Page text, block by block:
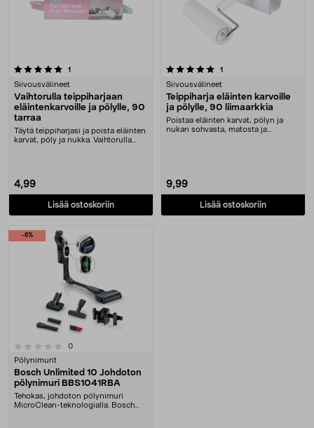
1
Siivousvälineet
Vaihtorulla teippiharjaan
eläintenkarvoille ja pölylle, 90
tarraa
Täytä teippiharjasi ja poista eläinten
karvat, pöly ja nukka. Vaihtorulla
4,99
Lisää ostoskoriin
5.0 viidestä tähdestä 1
Siivousvälineet
Teippiharja eläinten karvoille
ja pölylle, 90 liimaarkkia
Poistaa eläinten karvat, pölyn ja
nukan sohvasta, matosta ja
9,99
Lisää ostoskoriin
-6%
0arvostelut
Pölynimurit
Bosch Unlimited 10 Johdoton
pölynimuri BBS1041RBA
Tehokas, johdoton pölynimuri
MicroClean-teknologialla. Bosch